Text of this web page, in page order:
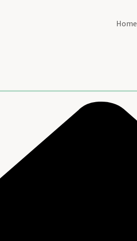
Home